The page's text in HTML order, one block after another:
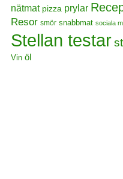
nätmat pizza prylar
Resor smör snabbmat sociala
Stellan testar
Vin öl